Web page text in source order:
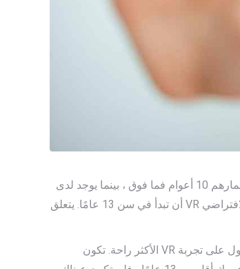
من المهم أيضًا مراقبة الحد الأدنى من العمر المقترح للجهاز الذي تستخدمه وإلقاء نظرة على السبب. تم تصنيف Merge Mini للأطفال الذين تبلغ أعمارهم 10 أعوام فما فوق ، بينما يوجد لدى
Samsung Gear VR تحذير على الشاشة لتجنب استخدام سماعة الرأس إذا كان عمرك أقل من 13 عامًا. في الواقع ، تقترح معظم نظارات الواقع الافتراضي VR أن تبدأ في سن 13 عامًا. يتعلق
تحتوي معظم هذه السماعات على عدسات لا يمكن تحريكها ، مما يعني أنه من المستحيل ضبطها على المسافة الصحيحة بين الحدقتين (IPD) للحصول على تجربة VR الأكثر راحة. تكون